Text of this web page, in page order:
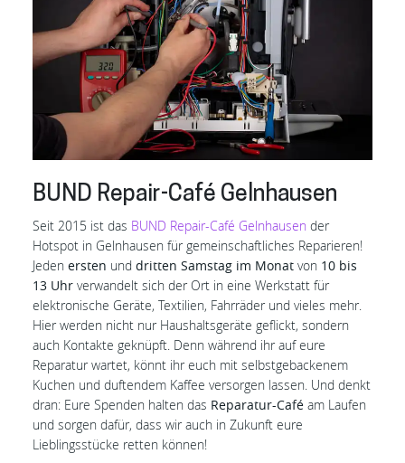
BUND Repair-Café Gelnhausen
Seit 2015 ist das BUND Repair-Café Gelnhausen der
Hotspot in Gelnhausen für gemeinschaftliches Reparieren!
Jeden ersten und dritten Samstag im Monat von 10 bis
13 Uhr verwandelt sich der Ort in eine Werkstatt für
elektronische Geräte, Textilien, Fahrräder und vieles mehr.
Hier werden nicht nur Haushaltsgeräte geflickt, sondern
auch Kontakte geknüpft. Denn während ihr auf eure
Reparatur wartet, könnt ihr euch mit selbstgebackenem
Kuchen und duftendem Kaffee versorgen lassen. Und denkt
dran: Eure Spenden halten das Reparatur-Café am Laufen
und sorgen dafür, dass wir auch in Zukunft eure
Lieblingsstücke retten können!